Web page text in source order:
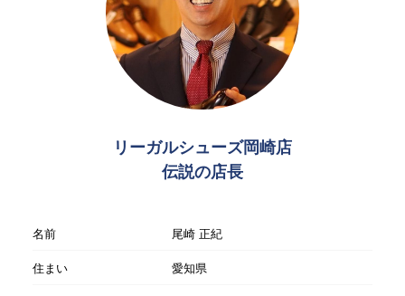
リーガルシューズ岡崎店
伝説の店長
名前
尾崎 正紀
住まい
愛知県